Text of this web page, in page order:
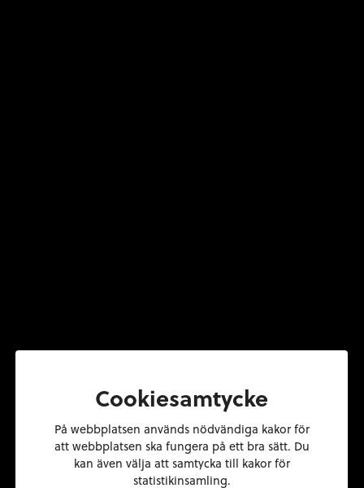
Din mäklare i
Västmanland
Cookiesamtycke
På webbplatsen används nödvändiga kakor för
att webbplatsen ska fungera på ett bra sätt. Du
kan även välja att samtycka till kakor för
statistikinsamling.